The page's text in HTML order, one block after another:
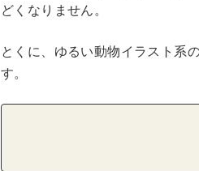
どくなりません。
とくに、ゆるい動物イラスト系
す。